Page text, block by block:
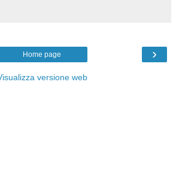
›
Home page
versione web